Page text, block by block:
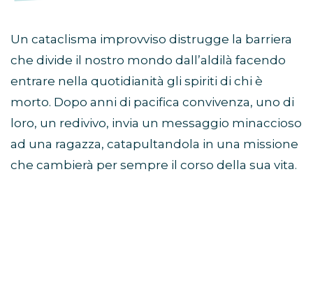
Un cataclisma improvviso distrugge la barriera
che divide il nostro mondo dall’aldilà facendo
entrare nella quotidianità gli spiriti di chi è
morto. Dopo anni di pacifica convivenza, uno di
loro, un redivivo, invia un messaggio minaccioso
ad una ragazza, catapultandola in una missione
che cambierà per sempre il corso della sua vita.